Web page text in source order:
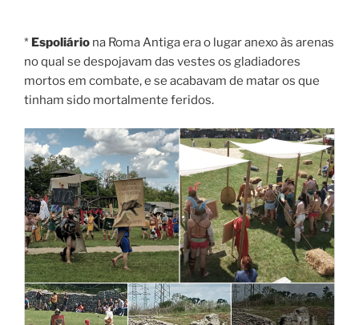
* Espoliário na Roma Antiga era o lugar anexo às arenas
no qual se despojavam das vestes os gladiadores
mortos em combate, e se acabavam de matar os que
tinham sido mortalmente feridos.